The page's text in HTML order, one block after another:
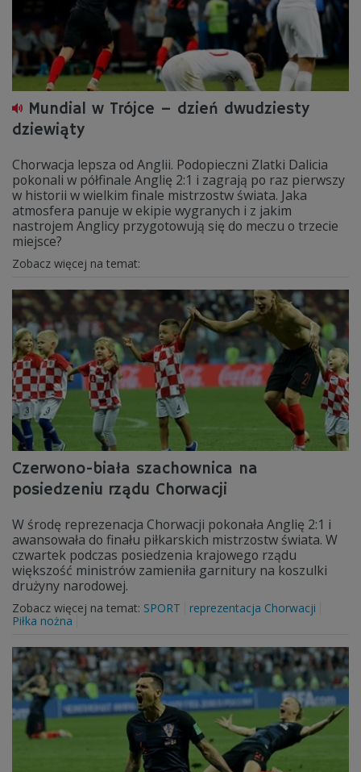
Mundial w Trójce – dzień dwudziesty
dziewiąty
Chorwacja lepsza od Anglii. Podopieczni Zlatki Dalicia
pokonali w półfinale Anglię 2:1 i zagrają po raz pierwszy
w historii w wielkim finale mistrzostw świata. Jaka
atmosfera panuje w ekipie wygranych i z jakim
nastrojem Anglicy przygotowują się do meczu o trzecie
miejsce?
Zobacz więcej na temat:
Czerwono-biała szachownica na
posiedzeniu rządu Chorwacji
W środę reprezenacja Chorwacji pokonała Anglię 2:1 i
awansowała do finału piłkarskich mistrzostw świata. W
czwartek podczas posiedzenia krajowego rządu
większość ministrów zamieniła garnitury na koszulki
drużyny narodowej.
Zobacz więcej na temat: SPORT
reprezentacja Chorwacji
Piłka nożna